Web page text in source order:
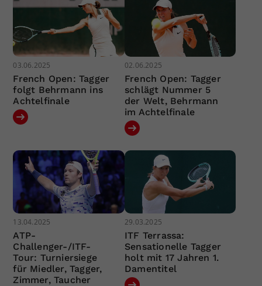
03.06.2025
French Open: Tagger
folgt Behrmann ins
Achtelfinale
02.06.2025
French Open: Tagger
schlägt Nummer 5
der Welt, Behrmann
im Achtelfinale
13.04.2025
ATP-
Challenger-/ITF-
Tour: Turniersiege
für Miedler, Tagger,
Zimmer, Taucher
29.03.2025
ITF Terrassa:
Sensationelle Tagger
holt mit 17 Jahren 1.
Damentitel